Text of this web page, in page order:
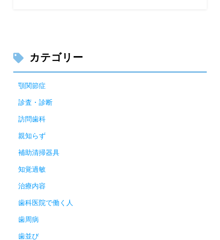
カテゴリー
顎関節症
診査・診断
訪問歯科
親知らず
補助清掃器具
知覚過敏
治療内容
歯科医院で働く人
歯周病
歯並び